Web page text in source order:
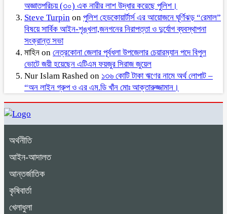
অজ্ঞাতপরিচয় (৩০) এক নারীর লাশ উদ্ধার করেছে পুলিশ।
Steve Turpin on পুলিশ হেডকোয়ার্টার্স এর আয়োজনে ঘূর্ণিঝড় “রেমাল”
বিষয়ে সার্বিক আইন-শৃঙ্খলা,জনগনের নিরাপত্তা ও দুর্যোগ ব্যবস্থাপনা
সংক্রান্ত সভা
মাহিন on নেত্রকোনা জেলার পূর্বধলা উপজেলার চেয়ারম্যান পদে বিপুল
ভোটে জয়ী হয়েছেন এটিএম ফয়জুর সিরাজ জুয়েল
Nur Islam Rashed on ১৩৬ কোটি টাকা ঋণের নামে অর্থ লোপাট –
“অন লাইন গ্রুপ ও এর এম.ডি খাঁন মোঃ আক্তারুজ্জামান।
অর্থনীতি
আইন-আদালত
আন্তর্জাতিক
কৃষিবার্তা
খেলাধুলা